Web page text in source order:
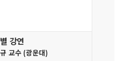
강연
교수 (광운대)